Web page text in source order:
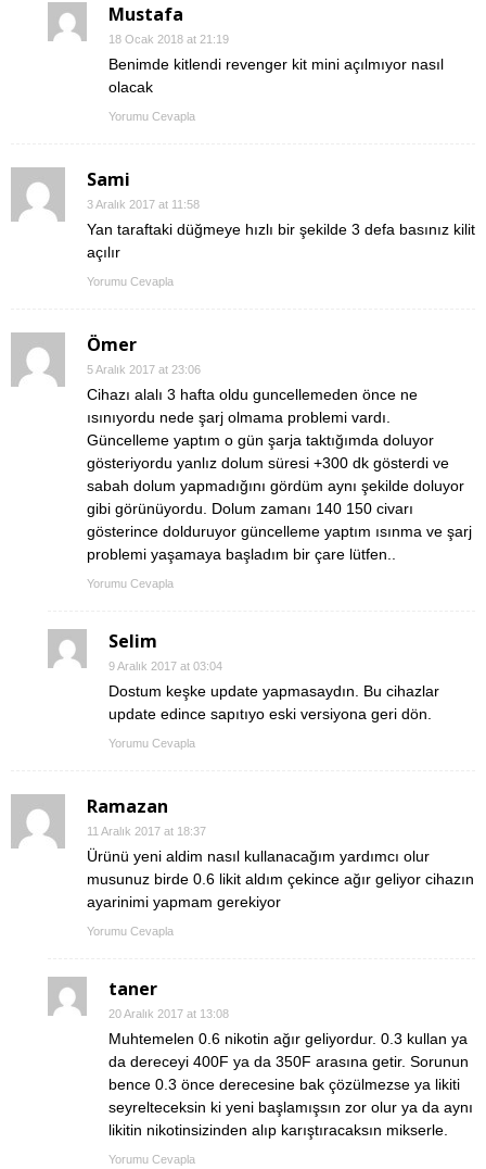
Mustafa
18 Ocak 2018 at 21:19
Benimde kitlendi revenger kit mini açılmıyor nasıl
olacak
Yorumu Cevapla
Sami
3 Aralık 2017 at 11:58
Yan taraftaki düğmeye hızlı bir şekilde 3 defa basınız kilit
açılır
Yorumu Cevapla
Ömer
5 Aralık 2017 at 23:06
Cihazı alalı 3 hafta oldu guncellemeden önce ne
ısınıyordu nede şarj olmama problemi vardı.
Güncelleme yaptım o gün şarja taktığımda doluyor
gösteriyordu yanlız dolum süresi +300 dk gösterdi ve
sabah dolum yapmadığını gördüm aynı şekilde doluyor
gibi görünüyordu. Dolum zamanı 140 150 civarı
gösterince dolduruyor güncelleme yaptım ısınma ve şarj
problemi yaşamaya başladım bir çare lütfen..
Yorumu Cevapla
Selim
9 Aralık 2017 at 03:04
Dostum keşke update yapmasaydın. Bu cihazlar
update edince sapıtıyo eski versiyona geri dön.
Yorumu Cevapla
Ramazan
11 Aralık 2017 at 18:37
Ürünü yeni aldim nasıl kullanacağım yardımcı olur
musunuz birde 0.6 likit aldım çekince ağır geliyor cihazın
ayarinimi yapmam gerekiyor
Yorumu Cevapla
taner
20 Aralık 2017 at 13:08
Muhtemelen 0.6 nikotin ağır geliyordur. 0.3 kullan ya
da dereceyi 400F ya da 350F arasına getir. Sorunun
bence 0.3 önce derecesine bak çözülmezse ya likiti
seyrelteceksin ki yeni başlamışsın zor olur ya da aynı
likitin nikotinsizinden alıp karıştıracaksın mikserle.
Yorumu Cevapla